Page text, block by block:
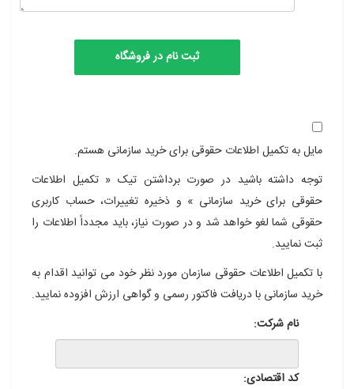
مایل به تکمیل اطلاعات حقوقی برای خرید سازمانی هستم.
توجه داشته باشید در صورت برداشتن تیک « تکمیل اطلاعات
حقوقی برای خرید سازمانی » و ذخیره تغییرات، حساب کاربری
حقوقی شما لغو خواهد شد و در صورت نیاز، باید مجدداً اطلاعات را
ثبت نمایید.
با تکمیل اطلاعات حقوقی سازمان مورد نظر خود می توانید اقدام به
خرید سازمانی با دریافت فاکتور رسمی و گواهی ارزش افزوده نمایید.
نام شرکت:
کد اقتصادی: